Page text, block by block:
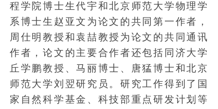
程学院博士生代宇和北京师范大学物理学
系博士生赵亚文为论文的共同第一作者，
周仕明教授和袁喆教授为论文的共同通讯
作者，论文的主要合作者还包括同济大学
丘学鹏教授、马丽博士、唐猛博士和北京
师范大学刘翌研究员。研究工作得到了国
家自然科学基金、科技部重点研发计划等